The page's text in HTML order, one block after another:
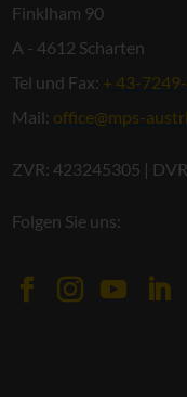
Finklham 90
A - 4612 Scharten
Tel und Fax: + 43-
Mail: office@mps-
ZVR: 423245305 |
Folgen Sie uns: